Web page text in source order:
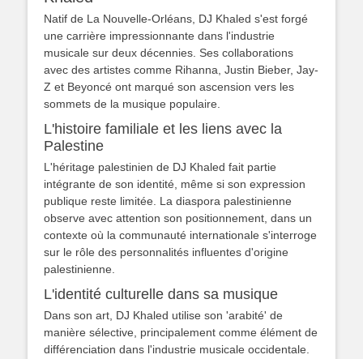
Natif de La Nouvelle-Orléans, DJ Khaled s'est forgé
une carrière impressionnante dans l'industrie
musicale sur deux décennies. Ses collaborations
avec des artistes comme Rihanna, Justin Bieber, Jay-
Z et Beyoncé ont marqué son ascension vers les
sommets de la musique populaire.
L'histoire familiale et les liens avec la
Palestine
L'héritage palestinien de DJ Khaled fait partie
intégrante de son identité, même si son expression
publique reste limitée. La diaspora palestinienne
observe avec attention son positionnement, dans un
contexte où la communauté internationale s'interroge
sur le rôle des personnalités influentes d'origine
palestinienne.
L'identité culturelle dans sa musique
Dans son art, DJ Khaled utilise son 'arabité' de
manière sélective, principalement comme élément de
différenciation dans l'industrie musicale occidentale.